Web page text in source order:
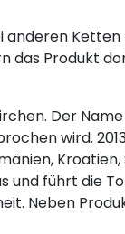
Ketten
das Produkt
Der Name
wird.
Kroatien,
und führt die
Neben